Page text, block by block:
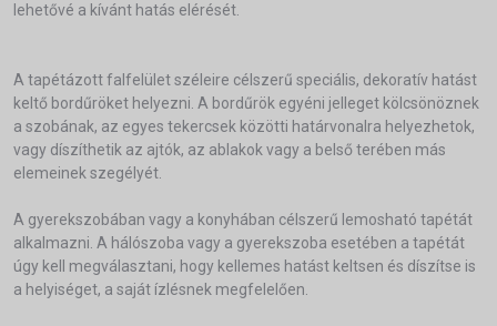
lehetővé a kívánt hatás elérését.
A tapétázott falfelület széleire célszerű speciális, dekoratív hatást
keltő bordűröket helyezni. A bordűrök egyéni jelleget kölcsönöznek
a szobának, az egyes tekercsek közötti határvonalra helyezhetok,
vagy díszíthetik az ajtók, az ablakok vagy a belső terében más
elemeinek szegélyét.
A gyerekszobában vagy a konyhában célszerű lemosható tapétát
alkalmazni. A hálószoba vagy a gyerekszoba esetében a tapétát
úgy kell megválasztani, hogy kellemes hatást keltsen és díszítse is
a helyiséget, a saját ízlésnek megfelelően.